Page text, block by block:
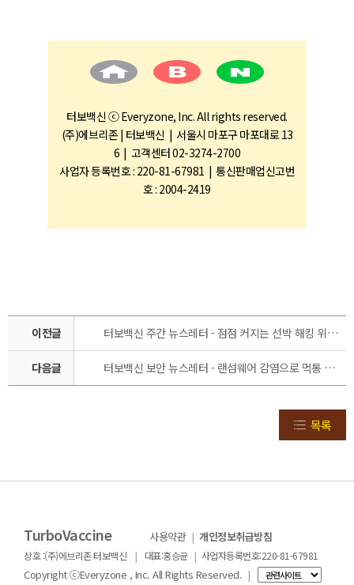
터보백신 ⓒ Everyzone, Inc. All rights reserved.
(주)에브리존 | 터보백신 | 서울시 마포구 마포대로 13
6 | 고객센터 02-3274-2700
사업자 등록번호 : 220-81-67981 | 통신판매업신고번
호 : 2004-2419
이전글 터보백신 주간 뉴스레터 - 점점 커지는 선박 해킹 위협… 공격 표면에 노출된 1,600개 이상 장치 발견[2월 4주]
다음글 터보백신 보안 뉴스레터 - 랜섬웨어 감염으로 먹통 사태 겪은 골프존, 탈취 데이터 다크웹에 유출됐다. [12월 2주]
목록
TurboVaccine 사용약관 | 개인정보취급방침
상호 :(주)에브리존 터보백신 | 대표:홍승균 | 사업자등록번호:220-81-67981
Copyright ⓒEveryzone , Inc. All Rights Reserved. |